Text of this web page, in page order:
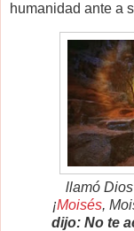
humanidad ante a
llamó
¡Moisés,
dijo: No te